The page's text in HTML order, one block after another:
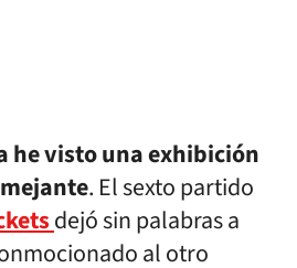
he visto una exhibición
. El sexto partido
dejó sin palabras a
al otro